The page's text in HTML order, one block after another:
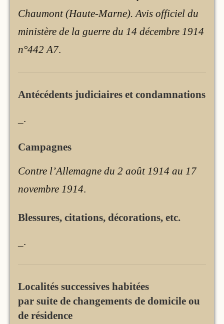
Chaumont (Haute-Marne). Avis officiel du
ministère de la guerre du 14 décembre 1914
n°442 A7.
Antécédents judiciaires et condamnations
.
Campagnes
Contre l’Allemagne du 2 août 1914 au 17
novembre 1914.
Blessures, citations, décorations, etc.
.
Localités successives habitées
par suite de changements de domicile ou
de résidence